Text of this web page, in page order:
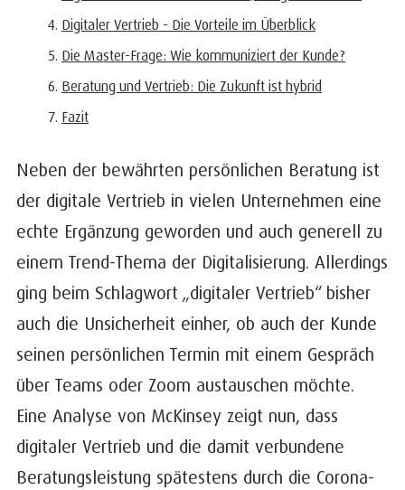
Digitaler Vertrieb - Die Vorteile im Überblick
Die Master-Frage: Wie kommuniziert der Kunde?
Beratung und Vertrieb: Die Zukunft ist hybrid
Fazit
Neben der bewährten persönlichen Beratung ist
der digitale Vertrieb in vielen Unternehmen eine
echte Ergänzung geworden und auch generell zu
einem Trend-Thema der Digitalisierung. Allerdings
ging beim Schlagwort „digitaler Vertrieb“ bisher
auch die Unsicherheit einher, ob auch der Kunde
seinen persönlichen Termin mit einem Gespräch
über Teams oder Zoom austauschen möchte.
Eine Analyse von McKinsey zeigt nun, dass
digitaler Vertrieb und die damit verbundene
Beratungsleistung spätestens durch die Corona-